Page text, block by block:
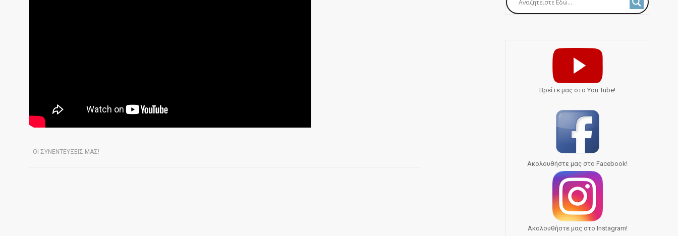
ΟΙ ΣΥΝΕΝΤΕΥΞΕΙΣ ΜΑΣ!
Bρείτε μας στο You Tube!
Ακολουθήστε μας στο Facebook!
Ακολουθήστε μας στο Instagram!